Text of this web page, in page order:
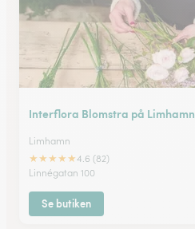
Interflora Blomstra på Limhamn
Limhamn
★★★★★4.6 (82)
Linnégatan 100
Se butiken